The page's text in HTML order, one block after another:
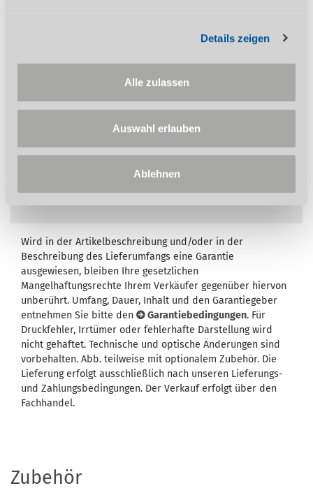
Details zeigen
Alle zulassen
Auswahl erlauben
Ablehnen
Auf diesen Artikel erhalten Sie die 3-Jahres
und Österreich anwendbar.
Wird in der Artikelbeschreibung und/oder in der
Beschreibung des Lieferumfangs eine Garantie
ausgewiesen, bleiben Ihre gesetzlichen
Mangelhaftungsrechte Ihrem Verkäufer gegenüber hiervon
unberührt. Umfang, Dauer, Inhalt und den Garantiegeber
entnehmen Sie bitte den
Garantiebedingungen. Für
Druckfehler, Irrtümer oder fehlerhafte Darstellung wird
nicht gehaftet. Technische und optische Änderungen sind
vorbehalten. Abb. teilweise mit optionalem Zubehör. Die
Lieferung erfolgt ausschließlich nach unseren Lieferungs-
und Zahlungsbedingungen. Der Verkauf erfolgt über den
Fachhandel.
Zubehör